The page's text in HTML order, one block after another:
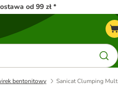
od 99 zł *
bentonitowy Sanicat Clumping